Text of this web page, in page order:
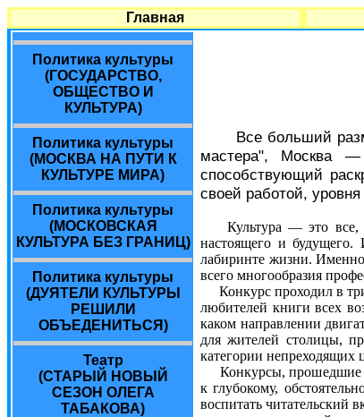
Главная
Политика культуры
(ГОСУДАРСТВО,
ОБЩЕСТВО И
КУЛЬТУРА)
Политика культуры
(МОСКВА НА ПУТИ К
КУЛЬТУРЕ МИРА)
Политика культуры
(МОСКОВСКАЯ
КУЛЬТУРА БЕЗ ГРАНИЦ)
Политика культуры
(ДУЯТЕЛИ КУЛЬТУРЫ
РЕШИЛИ
ОБЪЕДЕНИТЬСЯ)
Театр
(СТАРЫЙ НОВЫЙ
СЕЗОН ОЛЕГА
ТАБАКОВА)
Все больший
мастера", Москва —
способствующий
своей работой,
Культура — это
настоящего и
лабиринте жизни.
всего многообразия
Конкурс проходил в
любителей книги всех
каком направлении
для жителей столицы,
категории непреходящих
Конкурсы, прошедшие
к глубокому,
воспитать читательский